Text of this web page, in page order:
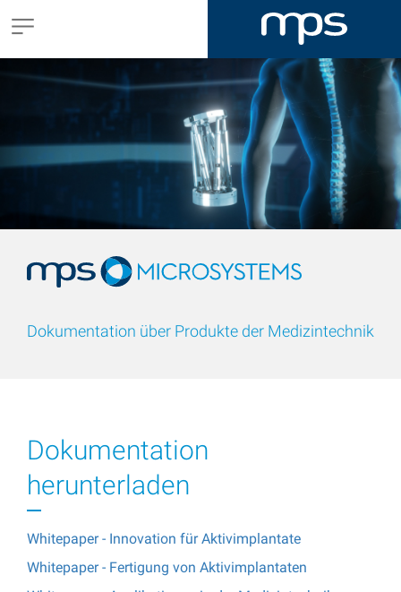
Dokumentation über Produkte der Medizintechnik
Dokumentation
herunterladen
Whitepaper - Innovation für Aktivimplantate
Whitepaper - Fertigung von Aktivimplantaten